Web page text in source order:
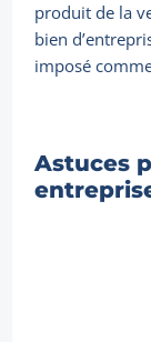
produit de la
bien
imposé
Astuces